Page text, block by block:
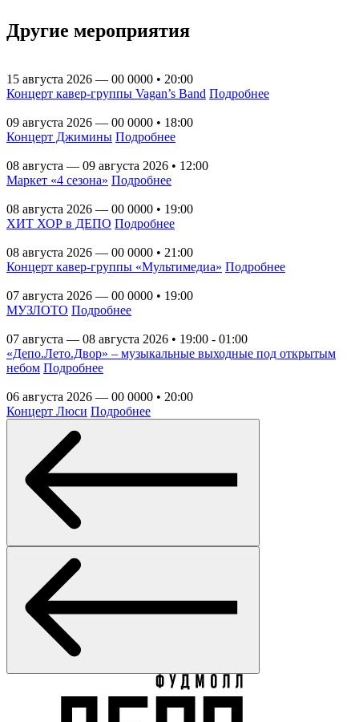
Другие мероприятия
15 августа 2026 — 00 0000 • 20:00
Концерт кавер-группы Vagan’s Band Подробнее
09 августа 2026 — 00 0000 • 18:00
Концерт Джимины Подробнее
08 августа — 09 августа 2026 • 12:00
Маркет «4 сезона» Подробнее
08 августа 2026 — 00 0000 • 19:00
ХИТ ХОР в ДЕПО Подробнее
08 августа 2026 — 00 0000 • 21:00
Концерт кавер-группы «Мультимедиа» Подробнее
07 августа 2026 — 00 0000 • 19:00
МУЗЛОТО Подробнее
07 августа — 08 августа 2026 • 19:00 - 01:00
«Депо.Лето.Двор» – музыкальные выходные под открытым
небом Подробнее
06 августа 2026 — 00 0000 • 20:00
Концерт Люси Подробнее